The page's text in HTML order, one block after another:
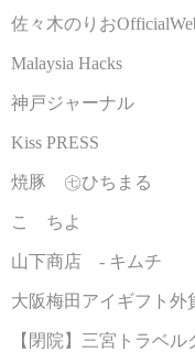
佐々木のりお
Malaysia Hacks
神戸ジャーナル
Kiss PRESS
焼豚 ㊆ひちまる
こゝちよ
山下商店 - キムチ
大阪梅田アイギフト外
【閉院】三宮トラベ